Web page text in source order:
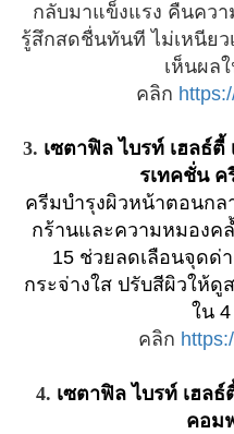
กลับมาแข็งแรง คืนคว
รู้สึกสดชื่นทันที ไม่เหนีย
เห็นผล
คลิก
3. เซตาฟิล ไบรท์ เฮลธ์ตี้
รเทคชั่น ค
ครีมบำรุงผิวหน้าตอนกล
กร้านและความหมองค
15 ช่วยลดเลือนจุดด่
กระจ่างใส ปรับสีผิวให้ดู
ใน
คลิก
4. เซตาฟิล ไบรท์ เฮลธ์
คอม